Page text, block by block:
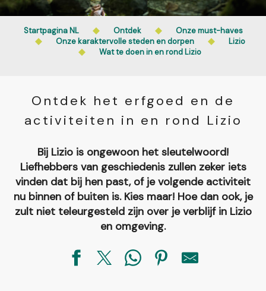
Startpagina NL Ontdek
Onze must-haves
Onze karaktervolle steden en dorpen
Lizio
Wat te doen in en rond Lizio
Ontdek het erfgoed en de
activiteiten in en rond Lizio
Bij Lizio is ongewoon het sleutelwoord!
Liefhebbers van geschiedenis zullen zeker iets
vinden dat bij hen past, of je volgende activiteit
nu binnen of buiten is. Kies maar! Hoe dan ook, je
zult niet teleurgesteld zijn over je verblijf in Lizio
en omgeving.